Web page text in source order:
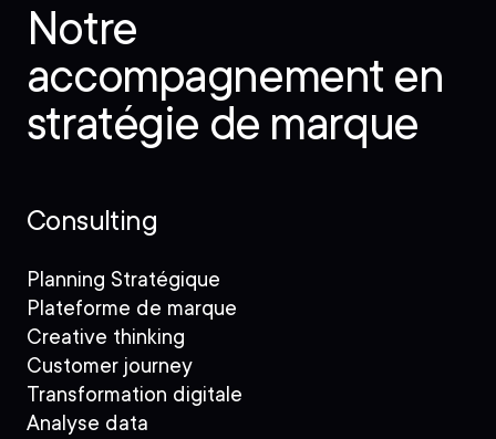
Notre
accompagnement en
stratégie de marque
Consulting
Planning Stratégique
Plateforme de marque
Creative thinking
Customer journey
Transformation digitale
Analyse data